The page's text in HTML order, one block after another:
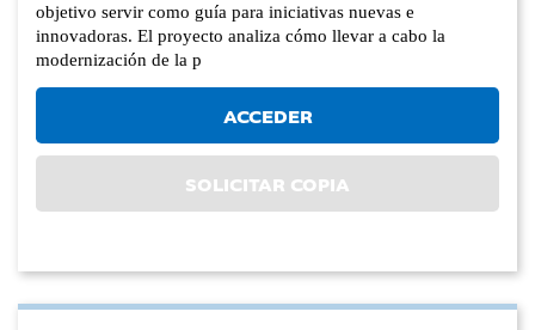
objetivo servir como guía para iniciativas nuevas e
innovadoras. El proyecto analiza cómo llevar a cabo la
modernización de la p
ACCEDER
SOLICITAR COPIA